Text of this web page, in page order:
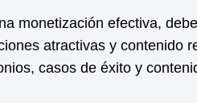
monetización efectiva,
atractivas y contenido
casos de éxito y